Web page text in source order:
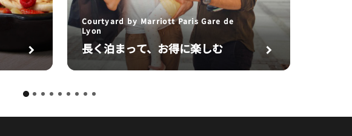
Courtyard by Marriott Paris Gare de
Lyon
長く泊まって、お得に楽しむ